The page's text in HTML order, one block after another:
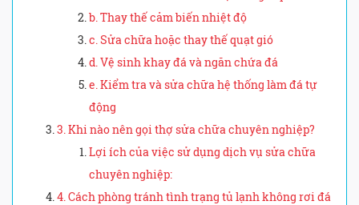
b. Thay thế cảm biến nhiệt độ
c. Sửa chữa hoặc thay thế quạt gió
d. Vệ sinh khay đá và ngăn chứa đá
e. Kiểm tra và sửa chữa hệ thống làm đá tự
động
3. Khi nào nên gọi thợ sửa chữa chuyên nghiệp?
Lợi ích của việc sử dụng dịch vụ sửa chữa
chuyên nghiệp:
4. Cách phòng tránh tình trạng tủ lạnh không rơi đá